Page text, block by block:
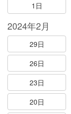
1日
2024年2月
29日
26日
23日
20日